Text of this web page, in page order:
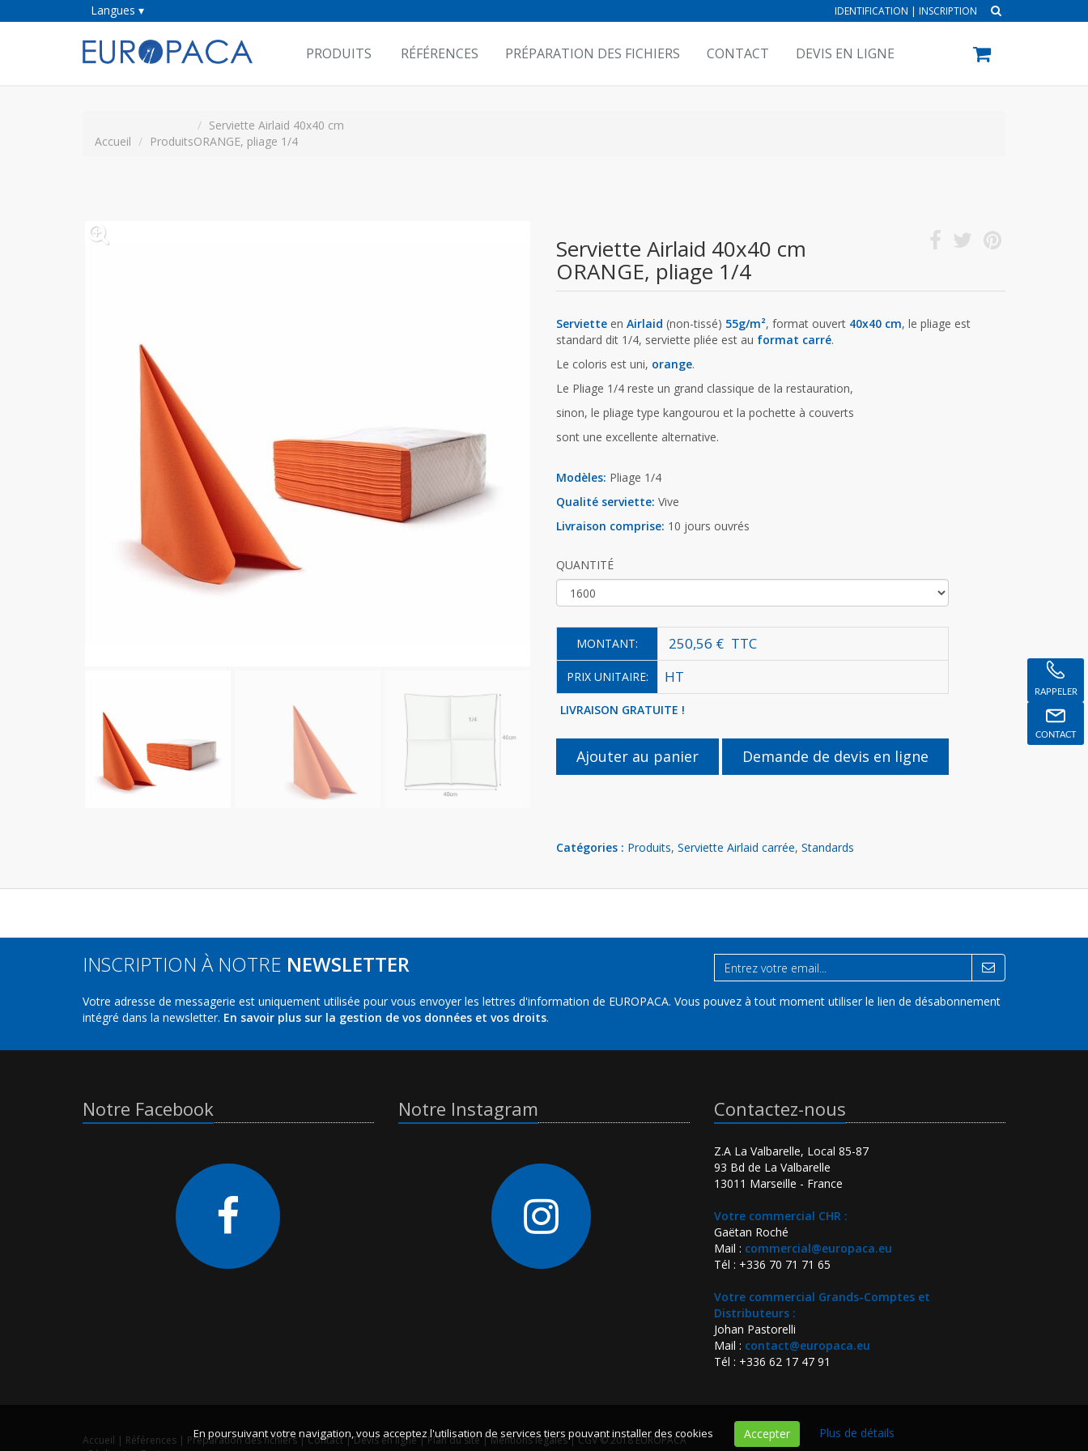
Langues ▾ IDENTIFICATION | INSCRIPTION
PRODUITS RÉFÉRENCES PRÉPARATION DES FICHIERS CONTACT DEVIS EN LIGNE
Accueil Produits
Serviette Airlaid 40x40 cm
ORANGE, pliage 1/4
Serviette Airlaid 40x40 cm
ORANGE, pliage 1/4
Serviette en Airlaid (non-tissé) 55g/m², format ouvert 40x40 cm, le pliage est
standard dit 1/4, serviette pliée est au format carré.
Le coloris est uni, orange.
Le Pliage 1/4 reste un grand classique de la restauration,
sinon, le pliage type kangourou et la pochette à couverts
sont une excellente alternative.
Modèles: Pliage 1/4
Qualité serviette: Vive
Livraison comprise: 10 jours ouvrés
QUANTITÉ
MONTANT: 250,56 € TTC
PRIX UNITAIRE: HT
LIVRAISON GRATUITE !
Ajouter au panier Demande de devis en ligne
Catégories : Produits, Serviette Airlaid carrée, Standards
INSCRIPTION À NOTRE NEWSLETTER
Votre adresse de messagerie est uniquement utilisée pour vous envoyer les lettres d'information de EUROPACA. Vous pouvez à tout moment utiliser le lien de désabonnement
intégré dans la newsletter. En savoir plus sur la gestion de vos données et vos droits.
Notre Facebook Notre Instagram Contactez-nous
Z.A La Valbarelle, Local 85-87
93 Bd de La Valbarelle
13011 Marseille - France
Votre commercial CHR :
Gaëtan Roché
Mail : commercial@europaca.eu
Tél : +336 70 71 71 65
Votre commercial Grands-Comptes et
Distributeurs :
Johan Pastorelli
Mail : contact@europaca.eu
Tél : +336 62 17 47 91
RAPPELER
CONTACT
Accueil | Références | Préparation des fichiers|Contact|Devis en ligne|Plan du site |Mentions légales|CGV© 2018 EUROPACA
En poursuivant votre navigation, vous acceptez l'utilisation de services tiers pouvant installer des cookies Accepter Plus de détails